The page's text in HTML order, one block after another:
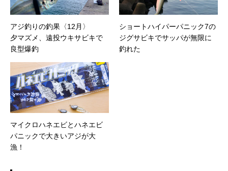
アジ釣りの釣果〈12月〉
夕マズメ、遠投ウキサビキで
良型爆釣
ショートハイパーパニック7の
ジグサビキでサッパが無限に
釣れた
マイクロハネエビとハネエビ
パニックで大きいアジが大
漁！